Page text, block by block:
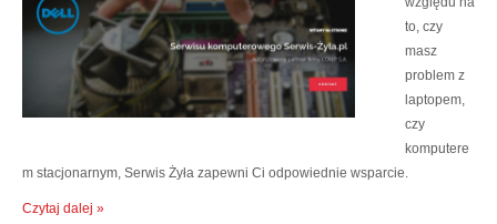
to, czy
masz
problem z
laptopem,
czy
komputere
m stacjonarnym, Serwis Żyła zapewni Ci odpowiednie wsparcie.
Czytaj dalej »